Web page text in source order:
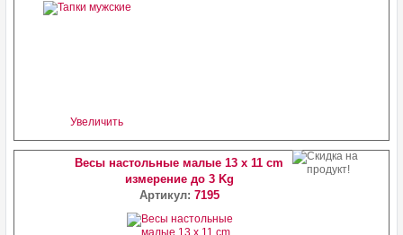
Увеличить
Весы настольные малые 13 х 11 cm
измерение до 3 Kg
Артикул: 7195